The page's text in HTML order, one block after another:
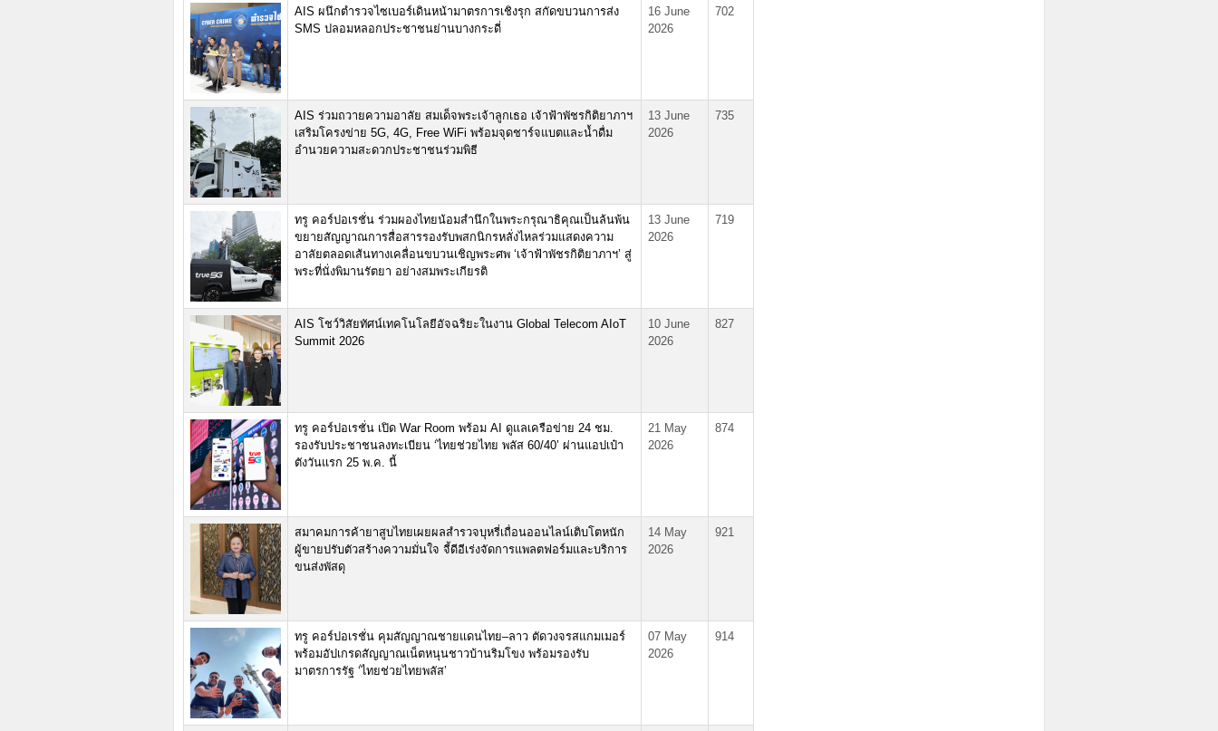
AIS ผนึกตำรวจไซเบอร์เดินหน้ามาตรการเชิงรุก สกัดขบวนการส่ง
SMS ปลอมหลอกประชาชนย่านบางกระดี่
16 June
2026
702
AIS ร่วมถวายความอาลัย สมเด็จพระเจ้าลูกเธอ เจ้าฟ้าพัชรกิติยาภาฯ
เสริมโครงข่าย 5G, 4G, Free WiFi พร้อมจุดชาร์จแบตและน้ำดื่ม
อำนวยความสะดวกประชาชนร่วมพิธี
13 June
2026
735
ทรู คอร์ปอเรชั่น ร่วมผองไทยน้อมสำนึกในพระกรุณาธิคุณเป็นล้นพ้น
ขยายสัญญาณการสื่อสารรองรับพสกนิกรหลั่งไหลร่วมแสดงความ
อาลัยตลอดเส้นทางเคลื่อนขบวนเชิญพระศพ ‘เจ้าฟ้าพัชรกิติยาภาฯ’ สู่
พระที่นั่งพิมานรัตยา อย่างสมพระเกียรติ
13 June
2026
719
AIS โชว์วิสัยทัศน์เทคโนโลยีอัจฉริยะในงาน Global Telecom AIoT
Summit 2026
10 June
2026
827
ทรู คอร์ปอเรชั่น เปิด War Room พร้อม AI ดูแลเครือข่าย 24 ชม.
รองรับประชาชนลงทะเบียน ‘ไทยช่วยไทย พลัส 60/40’ ผ่านแอปเป๋า
ตังวันแรก 25 พ.ค. นี้
21 May
2026
874
สมาคมการค้ายาสูบไทยเผยผลสำรวจบุหรี่เถื่อนออนไลน์เติบโตหนัก
ผู้ขายปรับตัวสร้างความมั่นใจ จี้ดีอีเร่งจัดการแพลตฟอร์มและบริการ
ขนส่งพัสดุ
14 May
2026
921
ทรู คอร์ปอเรชั่น คุมสัญญาณชายแดนไทย–ลาว ตัดวงจรสแกมเมอร์
พร้อมอัปเกรดสัญญาณเน็ตหนุนชาวบ้านริมโขง พร้อมรองรับ
มาตรการรัฐ ‘ไทยช่วยไทยพลัส’
07 May
2026
914